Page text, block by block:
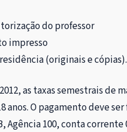
do professor
impresso
(originais e cópias).
as taxas semestrais de
anos. O pagamento deve
Agência 100, conta corrente